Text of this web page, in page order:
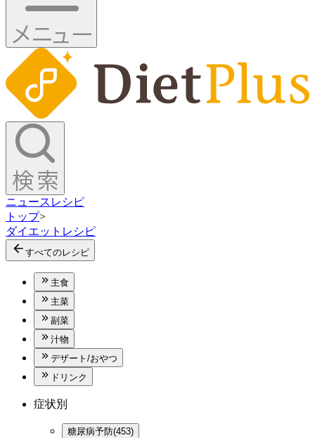
ニュース レシピ
トップ>
ダイエットレシピ
すべてのレシピ
主食
主菜
副菜
汁物
デザート/おやつ
ドリンク
症状別
糖尿病予防(453)